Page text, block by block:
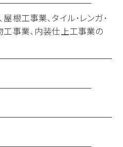
根工事業、タイル･レンガ･
工事業、内装仕上工事業の